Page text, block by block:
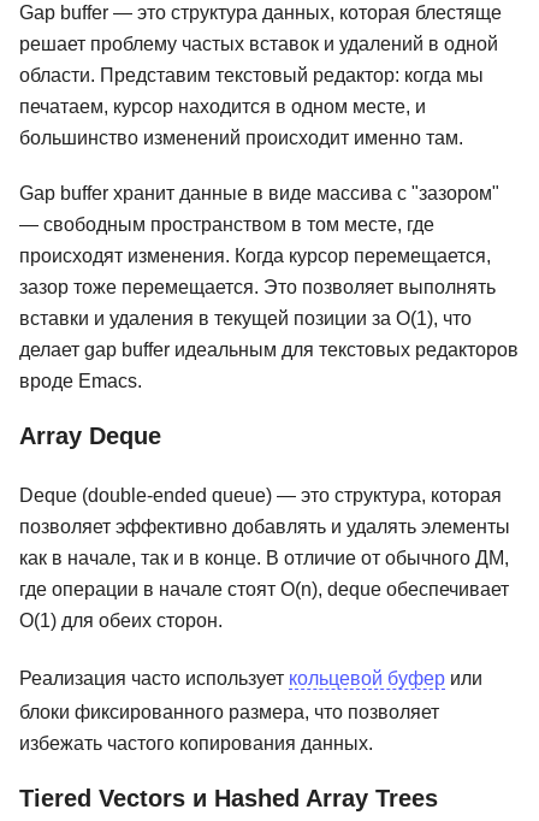
Gap buffer — это структура данных, которая блестяще
решает проблему частых вставок и удалений в одной
области. Представим текстовый редактор: когда мы
печатаем, курсор находится в одном месте, и
большинство изменений происходит именно там.
Gap buffer хранит данные в виде массива с "зазором"
— свободным пространством в том месте, где
происходят изменения. Когда курсор перемещается,
зазор тоже перемещается. Это позволяет выполнять
вставки и удаления в текущей позиции за O(1), что
делает gap buffer идеальным для текстовых редакторов
вроде Emacs.
Array Deque
Deque (double-ended queue) — это структура, которая
позволяет эффективно добавлять и удалять элементы
как в начале, так и в конце. В отличие от обычного ДМ,
где операции в начале стоят O(n), deque обеспечивает
O(1) для обеих сторон.
Реализация часто использует кольцевой буфер или
блоки фиксированного размера, что позволяет
избежать частого копирования данных.
Tiered Vectors и Hashed Array Trees